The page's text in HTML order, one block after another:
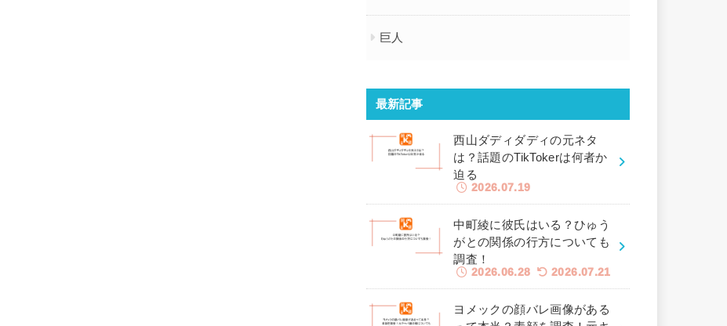
巨人
最新記事
西山ダディダディの元ネタ
は？話題のTikTokerは何者か
迫る
2026.07.19
中町綾に彼氏はいる？ひゅう
がとの関係の行方についても
調査！
2026.06.28 2026.07.21
ヨメックの顔バレ画像がある